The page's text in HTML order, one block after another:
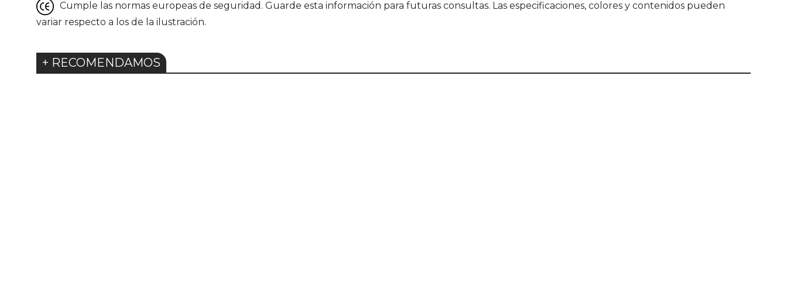
Cumple las normas europeas de seguridad. Guarde esta información para futuras consultas. Las especificaciones, colores y contenidos pueden
variar respecto a los de la ilustración.
+ RECOMENDAMOS